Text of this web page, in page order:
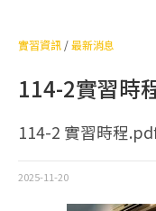
實習資訊 /最新消息
114-2實習時
114-2 實習時程
2025-11-20